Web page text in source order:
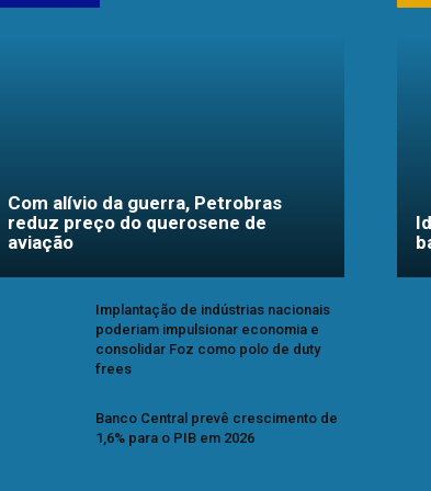
Com alívio da guerra, Petrobras
reduz preço do querosene de
aviação
Implantação de indústrias nacionais
poderiam impulsionar economia e
consolidar Foz como polo de duty
frees
Banco Central prevê crescimento de
1,6% para o PIB em 2026